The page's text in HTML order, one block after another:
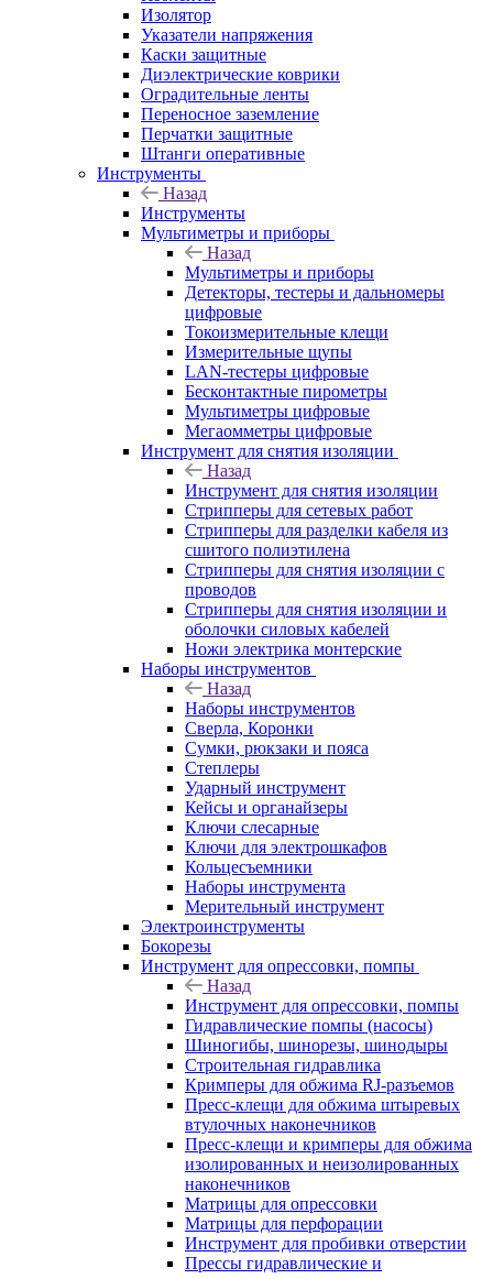
Изолятор
Указатели напряжения
Каски защитные
Диэлектрические коврики
Оградительные ленты
Переносное заземление
Перчатки защитные
Штанги оперативные
Инструменты
Назад
Инструменты
Мультиметры и приборы
Назад
Мультиметры и приборы
Детекторы, тестеры и дальномеры
цифровые
Токоизмерительные клещи
Измерительные щупы
LAN-тестеры цифровые
Бесконтактные пирометры
Мультиметры цифровые
Мегаомметры цифровые
Инструмент для снятия изоляции
Назад
Инструмент для снятия изоляции
Стрипперы для сетевых работ
Стрипперы для разделки кабеля из
сшитого полиэтилена
Cтрипперы для снятия изоляции с
проводов
Стрипперы для снятия изоляции и
оболочки силовых кабелей
Ножи электрика монтерские
Наборы инструментов
Назад
Наборы инструментов
Сверла, Коронки
Сумки, рюкзаки и пояса
Степлеры
Ударный инструмент
Кейсы и органайзеры
Ключи слесарные
Ключи для электрошкафов
Кольцесъемники
Наборы инструмента
Мерительный инструмент
Электроинструменты
Бокорезы
Инструмент для опрессовки, помпы
Назад
Инструмент для опрессовки, помпы
Гидравлические помпы (насосы)
Шиногибы, шинорезы, шинодыры
Строительная гидравлика
Кримперы для обжима RJ-разъемов
Пресс-клещи для обжима штыревых
втулочных наконечников
Пресс-клещи и кримперы для обжима
изолированных и неизолированных
наконечников
Матрицы для опрессовки
Матрицы для перфорации
Инструмент для пробивки отверстии
Прессы гидравлические и